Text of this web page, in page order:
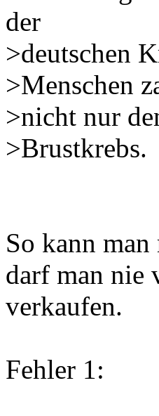
der
>deutschen
>Menschen
>nicht nur
>Brustkrebs.
So kann
darf man nie
verkaufen.
Fehler 1: